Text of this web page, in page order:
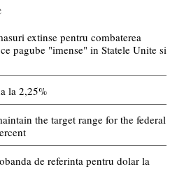
extinse pentru combaterea
pagube "imense" in Statele Unite si
la 2,25%
the target range for the federal
de referinta pentru dolar la